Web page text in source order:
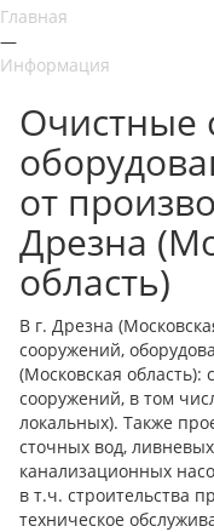
Главная
—
Информация
Очистные
от
Дрезна
область)
В г. Дрезна
сооружений,
(Московская область):
сооружений, в том
локальных). Также
сточных вод,
канализационных
в т.ч. строительства
техническое